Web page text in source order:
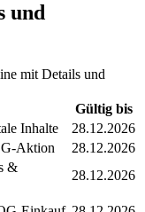
und
mit Details und
Gültig bis
Inhalte
28.12.2026
Aktion
28.12.2026
&
28.12.2026